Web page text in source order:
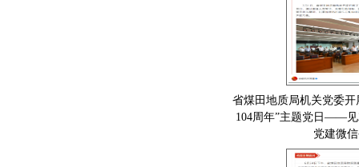
省煤田地质局机关党委
104周年”主题党日——见
党建微